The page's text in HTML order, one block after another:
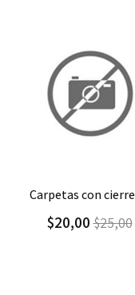
Agregar
carpetas con
$20,00$25,00